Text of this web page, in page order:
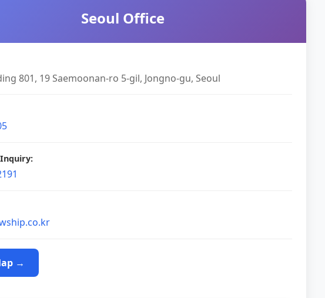
Seoul Office
801, 19 Saemoonan-ro 5-gil, Jongno-gu, Seoul
:
→